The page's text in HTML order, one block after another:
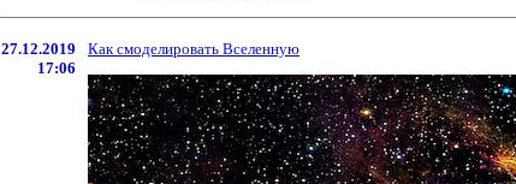
27.12.2019
17:06
Как смоделировать Вселенную